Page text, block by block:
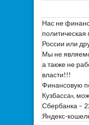
Нас не
России или
Мы не
а также не
власти!!!
Финансовую
Кузбасса»,
Сбербанка –
Яндекс-